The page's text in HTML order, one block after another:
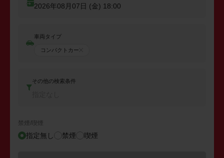
2026年08月07日 (金) 18:00
車両タイプ
コンパクトカー
その他の検索条件
禁煙/喫煙
指定無し 禁煙 喫煙